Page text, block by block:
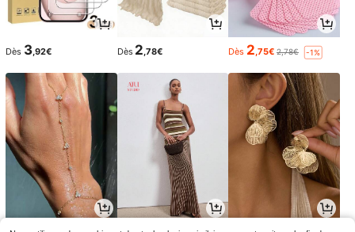
Dès 3,92€ Dès 2,78€ Dès 2,75€ 2,78€ -1%